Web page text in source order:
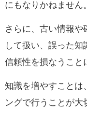
にもなりかねません。
さらに、古い情報や
して扱い、誤った
信頼性を損なうこと
知識を増やすことは
ングで行うことが大